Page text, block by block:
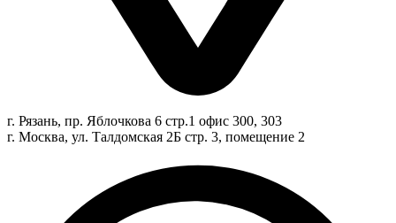
г. Рязань, пр. Яблочкова 6 стр.1 офис 300, 303
г. Москва, ул. Талдомская 2Б стр. 3, помещение 2